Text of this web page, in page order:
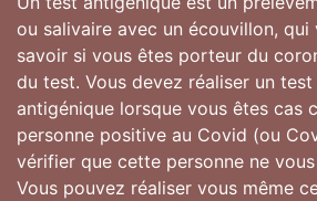
ou salivaire avec un écouvillon,
savoir si vous êtes porteur du
du test. Vous devez réaliser un test
antigénique lorsque vous êtes cas
personne positive au Covid (ou
vérifier que cette personne ne
Vous pouvez réaliser vous même